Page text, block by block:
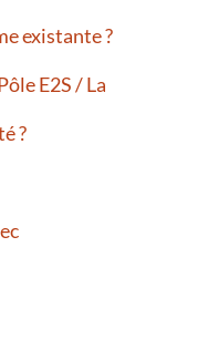
existante ?
E2S / La
?